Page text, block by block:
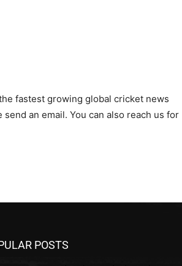
fastest growing global cricket news
an email. You can also reach us for
POSTS